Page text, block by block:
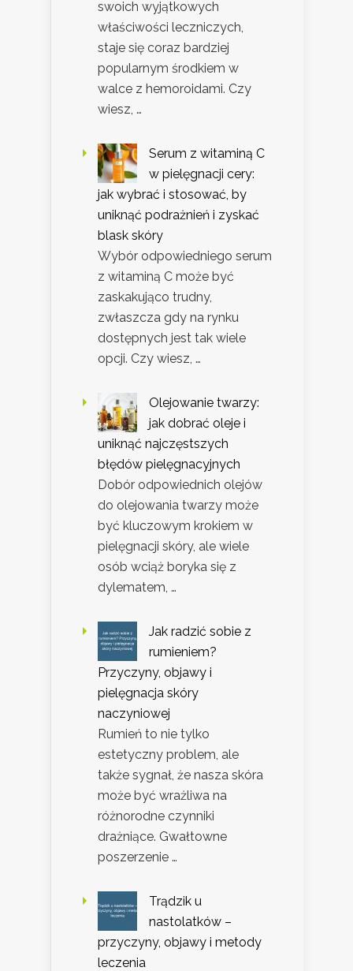
swoich wyjątkowych
właściwości leczniczych,
staje się coraz bardziej
popularnym środkiem w
walce z hemoroidami. Czy
wiesz, …
Serum z witaminą C
w pielęgnacji cery:
jak wybrać i stosować, by
uniknąć podrażnień i zyskać
blask skóry
Wybór odpowiedniego serum
z witaminą C może być
zaskakująco trudny,
zwłaszcza gdy na rynku
dostępnych jest tak wiele
opcji. Czy wiesz, …
Olejowanie twarzy:
jak dobrać oleje i
uniknąć najczęstszych
błędów pielęgnacyjnych
Dobór odpowiednich olejów
do olejowania twarzy może
być kluczowym krokiem w
pielęgnacji skóry, ale wiele
osób wciąż boryka się z
dylematem, …
Jak radzić sobie z
rumieniem?
Przyczyny, objawy i
pielęgnacja skóry
naczyniowej
Rumień to nie tylko
estetyczny problem, ale
także sygnał, że nasza skóra
może być wrażliwa na
różnorodne czynniki
drażniące. Gwałtowne
poszerzenie …
Trądzik u
nastolatków –
przyczyny, objawy i metody
leczenia